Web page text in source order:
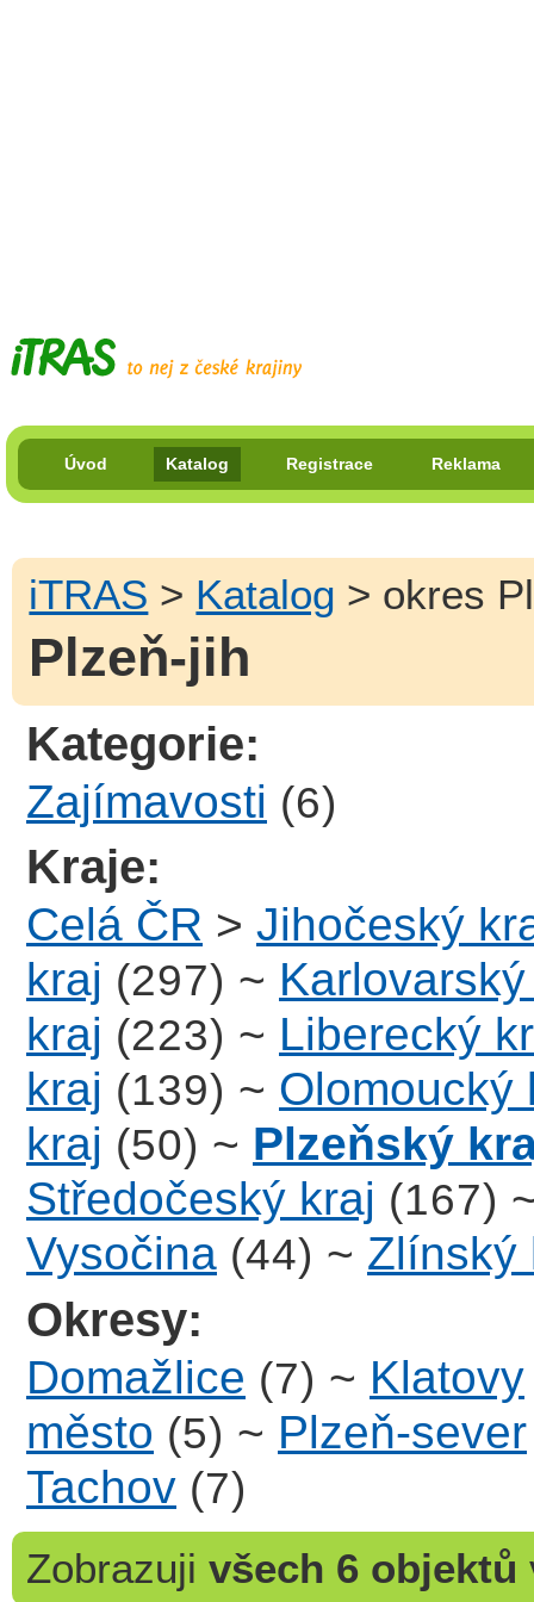
Úvod Katalog Registrace Reklama
iTRAS > Katalog > okres
Plzeň-jih
Kategorie:
Zajímavosti (6)
Kraje:
Celá ČR > Jihočeský
kraj (297) ~
kraj (223) ~ Liberecký
kraj (139) ~ Olomoucký
kraj (50) ~ Plzeňský
Středočeský kraj (167)
Vysočina (44) ~ Zlínský
Okresy:
Domažlice (7) ~ Klatovy
město (5) ~ Plzeň-sever
Tachov (7)
Zobrazuji všech 6 objektů